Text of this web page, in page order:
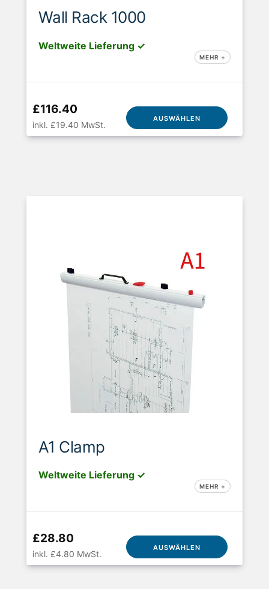
Wall Rack 1000
Weltweite Lieferung ✓
MEHR +
£116.40
inkl. £19.40 MwSt.
AUSWÄHLEN
A1 Clamp
Weltweite Lieferung ✓
MEHR +
£28.80
inkl. £4.80 MwSt.
AUSWÄHLEN